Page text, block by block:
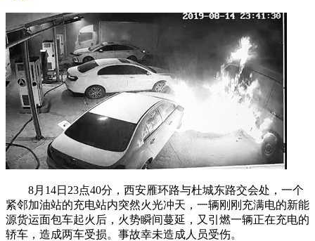
8月14日23点40分，西安雁环路与杜城东路交会处，一个
紧邻加油站的充电站内突然火光冲天，一辆刚刚充满电的新能
源货运面包车起火后，火势瞬间蔓延，又引燃一辆正在充电的
轿车，造成两车受损。事故幸未造成人员受伤。